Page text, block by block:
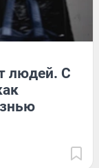
людей. С